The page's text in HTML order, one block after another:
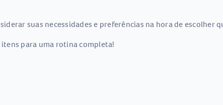
suas necessidades e preferências na hora de escolher
para uma rotina completa!